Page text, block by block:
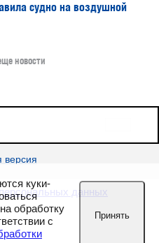
судно на воздушной
новости
версия
данных
куки-
обработку
с
Принять